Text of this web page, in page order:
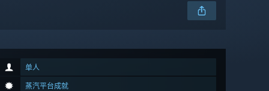
单人
蒸汽平台成就